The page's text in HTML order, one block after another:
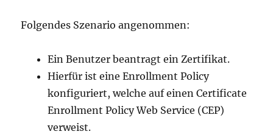
Folgendes Szenario angenommen:
Ein Benutzer beantragt ein Zertifikat.
Hierfür ist eine Enrollment Policy
konfiguriert, welche auf einen Certificate
Enrollment Policy Web Service (CEP)
verweist.